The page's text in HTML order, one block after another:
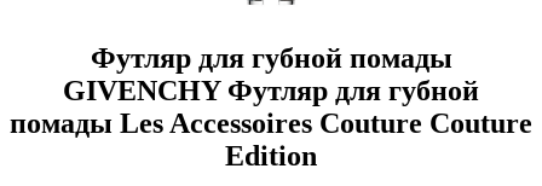
Футляр для губной помады
GIVENCHY Футляр для губной
помады Les Accessoires Couture Couture
Edition